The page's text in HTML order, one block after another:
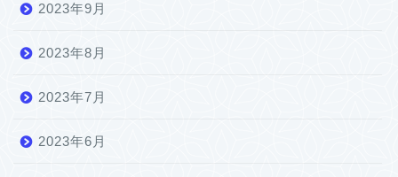
2023年9月
2023年8月
2023年7月
2023年6月